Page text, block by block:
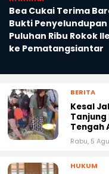
Bea Cukai Terima
Bukti Penyelundupan
Puluhan Ribu Rokok
ke Pematangsiantar
BERITA
Kesal
Tanjung
Tengah
Rabu, 5
HUKUM